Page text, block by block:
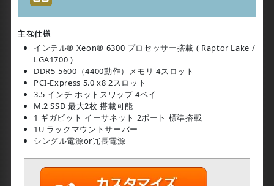
主な仕様
インテル® Xeon® 6300 プロセッサー搭載 ( Raptor Lake /
LGA1700 )
DDR5-5600（4400動作）メモリ 4スロット
PCI-Express 5.0 x8 2スロット
3.5 インチ ホットスワップ 4ベイ
M.2 SSD 最大2枚 搭載可能
1 ギガビット イーサネット 2ポート 標準搭載
1U ラックマウントサーバー
シングル電源or冗長電源